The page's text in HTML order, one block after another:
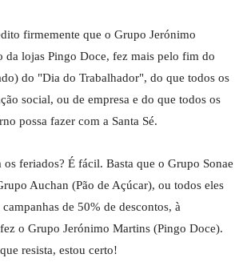
firmemente que o Grupo Jerónimo
da lojas Pingo Doce, fez mais pelo fim do
do "Dia do Trabalhador", do que todos os
social, ou de empresa e do que todos os
possa fazer com a Santa Sé.
os feriados? É fácil. Basta que o Grupo Sonae
Auchan (Pão de Açúcar), ou todos eles
de 50% de descontos, à
o Grupo Jerónimo Martins (Pingo Doce).
resista, estou certo!